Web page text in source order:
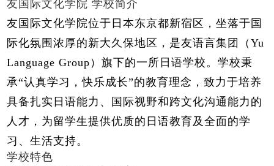
友国际文化学院学校简介
友国际文化学院位于日本东京都新宿区，坐落于国
际化氛围浓厚的新大久保地区，是友语言集团（Yu
Language Group）旗下的一所日语学校。学校秉
承“认真学习，快乐成长”的教育理念，致力于培养
具备扎实日语能力、国际视野和跨文化沟通能力的
人才，为留学生提供优质的日语教育及全面的学
习、生活支持。
学校特色